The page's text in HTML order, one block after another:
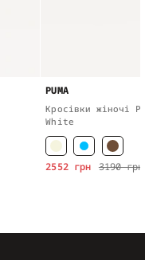
PUMA
Кросівки жіночі
White
3190 грн
2552 грн